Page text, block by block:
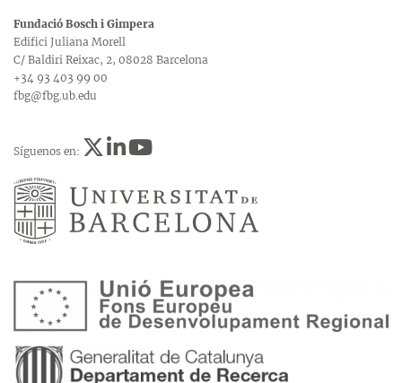
Fundació Bosch i Gimpera
Edifici Juliana Morell
C/ Baldiri Reixac, 2, 08028 Barcelona
+34 93 403 99 00
fbg@fbg.ub.edu
Síguenos en: